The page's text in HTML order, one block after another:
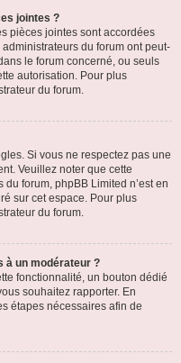
jointes ?
pièces jointes sont accordées
du forum ont peut-
le forum concerné, ou seuls
autorisation. Pour plus
du forum.
Si vous ne respectez pas une
Veuillez noter que cette
forum, phpBB Limited n’est en
sur cet espace. Pour plus
du forum.
à un modérateur ?
fonctionnalité, un bouton dédié
souhaitez rapporter. En
étapes nécessaires afin de